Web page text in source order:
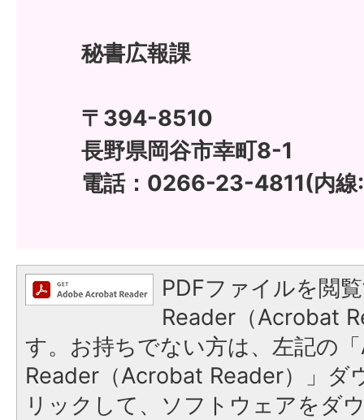
秘書広報課
〒394-8510
長野県岡谷市幸町8-1
電話：0266-23-4811(内
PDFファイルを閲
Reader（Acrobat
す。お持ちでない方は、左記の
Reader（Acrobat Reader）」ダ
リックして、ソフトウェアをダ